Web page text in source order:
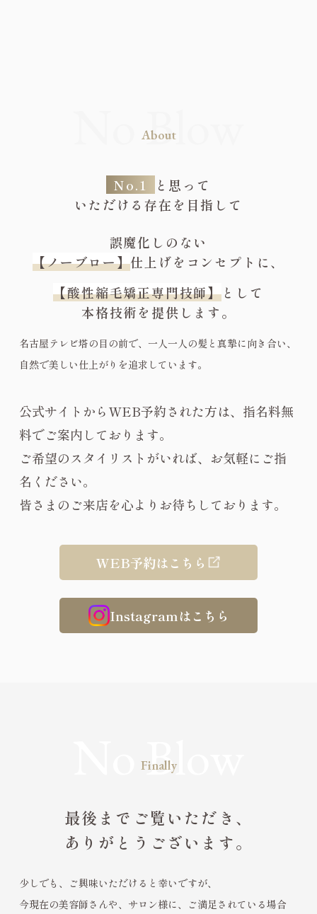
About
No.1
と思って
いただける存在を目指して
誤魔化しのない
【ノーブロー】仕上げをコンセプトに、
【酸性縮毛矯正専門技師】として
本格技術を提供します。
名古屋テレビ塔の目の前で、一人一人の髪と真摯に向き合い、
自然で美しい仕上がりを追求しています。
公式サイトからWEB予約された方は、指名料無
料でご案内しております。
ご希望のスタイリストがいれば、お気軽にご指
名ください。
皆さまのご来店を心よりお待ちしております。
WEB予約はこちら
Instagramはこちら
Finally
最後までご覧いただき、
ありがとうございます。
少しでも、ご興味いただけると幸いですが、
今現在の美容師さんや、サロン様に、ご満足されている場合